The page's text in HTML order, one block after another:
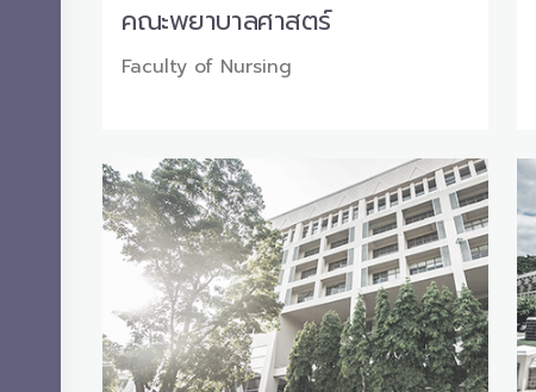
คณะพยาบาลศาสตร์
Faculty of Nursing